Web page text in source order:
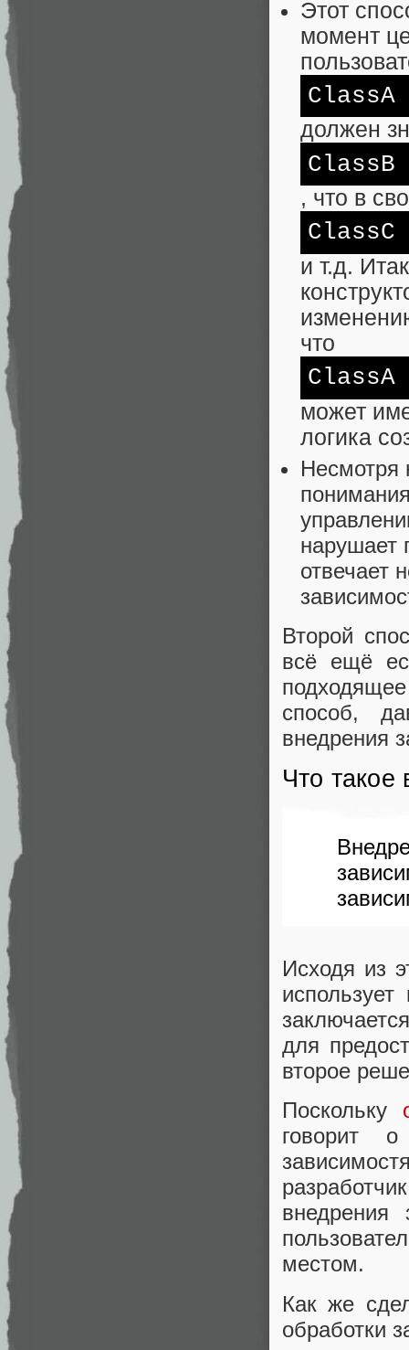
Этот
момент
ClassA
должен
ClassB
, что в
ClassC
и т.д.
что
ClassA
может
логика
Несмотря
нарушает
отвечает
Второй
всё ещё
способ,
внедрения
Что такое
Исходя из
для
второе
Поскольку
говорит
внедрения
местом.
Как же
обработки